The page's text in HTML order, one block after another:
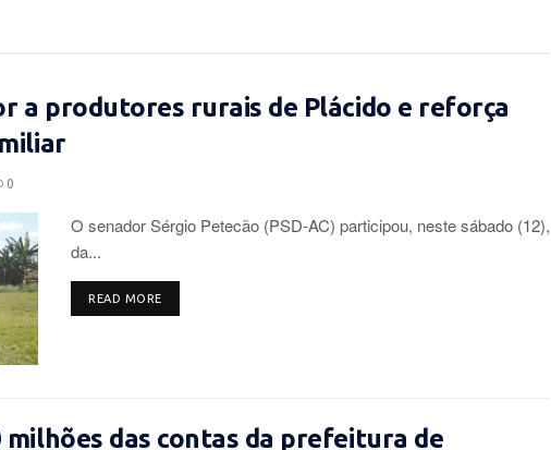
a produtores rurais de Plácido e reforça
0
O senador Sérgio Petecão (PSD-AC) participou, neste sábado (12),
da...
READ MOREDETAILS
milhões das contas da prefeitura de